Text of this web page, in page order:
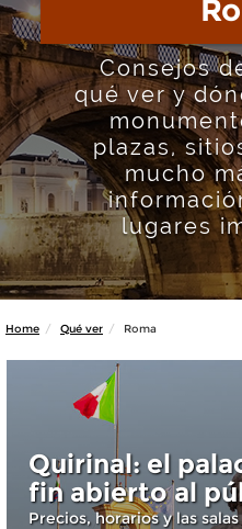
Consejos
qué ver y
plazas,
mucho
lugares
Home Qué ver Roma
Quirinal: el
fin abierto al
Precios, horarios y las